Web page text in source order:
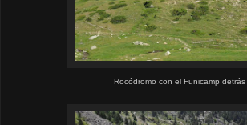
Rocódromo con el Funicamp detrás